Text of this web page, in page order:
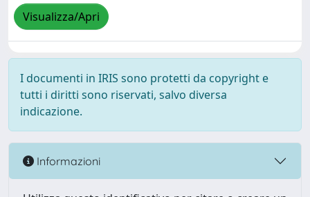
Visualizza/Apri
I documenti in IRIS sono protetti da copyright e
tutti i diritti sono riservati, salvo diversa
indicazione.
Informazioni